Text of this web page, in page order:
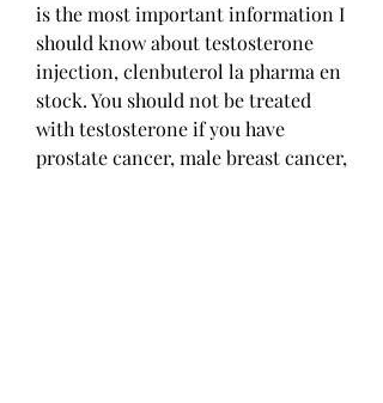
is the most important information I
should know about testosterone
injection, clenbuterol la pharma en
stock. You should not be treated
with testosterone if you have
prostate cancer, male breast cancer,